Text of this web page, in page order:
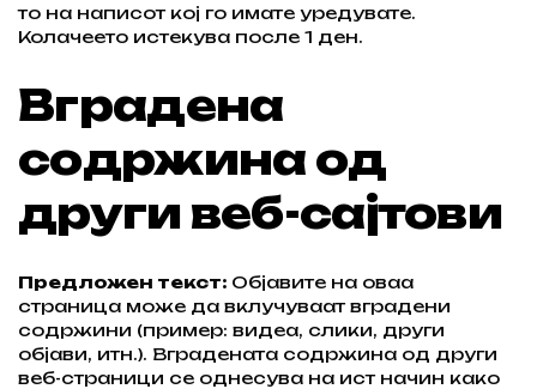
то на написот кој го имате уредувате.
Колачеето истекува после 1 ден.
Вградена
содржина од
други веб-сајтови
Предложен текст: Објавите на оваа
страница може да вклучуваат вградени
содржини (пример: видеа, слики, други
објави, итн.). Вградената содржина од други
веб-страници се однесува на ист начин како